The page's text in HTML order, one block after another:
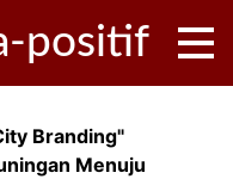
positif
Branding"
Menuju